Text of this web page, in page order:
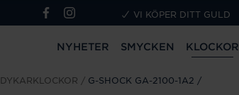
VI KÖPER DITT GULD
NYHETER SMYCKEN KLOCKOR
DYKARKLOCKOR G-SHOCK GA-2100-1A2